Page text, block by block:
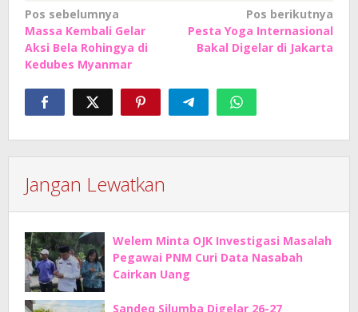
Navigasi
pos
Pos sebelumnya
Massa Kembali Gelar
Aksi Bela Rohingya di
Kedubes Myanmar
Pos berikutnya
Pesta Yoga Internasional
Bakal Digelar di Jakarta
Jangan Lewatkan
Welem Minta OJK Investigasi Masalah
Pegawai PNM Curi Data Nasabah
Cairkan Uang
Sandeq Silumba Digelar 26-27